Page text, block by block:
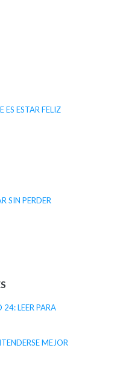
ES ESTAR FELIZ
SIN PERDER
24: LEER PARA
MEJOR